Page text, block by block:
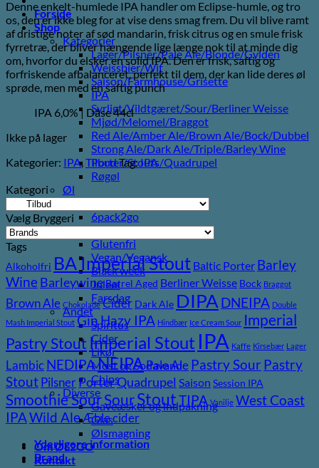
Forside
Shop
Kategorier
Lager/Pilsner/Pale Ale/Blonde/Gylden
Weissbier/Wit
Saison/Farmhouse/Grisette
IPA
Syrligt/Vildtgæret/Sour/Berliner Weisse
Mjød/Melomel/Braggot
Red Ale/Amber Ale/Brown Ale/Bock/Dubbel
Strong Ale/Dark Ale/Triple/Barley Wine
Porter/Stouts/Quadrupel
Røgøl
Øl
Tilbud
6pack2go
Alkoholfri
Glutenfri
Vegan/Vegansk
Black week
Juleøl
Farsdag
Andet
Spiritus
Cider
Likør
Most og Sodavand
Chips
Diverse
Gaveæsker og indpakning
Glas
Ølsmagning
Om ØL2GO
Kontakt
pris
var:
55,00 kr..
pris
er:
50,00 kr..
Denne enkelt-humlede IPA handler om Eclipse-humle, og tro
os, den er ikke bleg for at vise dens smag frem. Du vil blive ramt
af dristige noter af sød mandarin, frisk citrus og en smule frisk
fyrretræ, der bliver hængende lige længe nok til at minde dig
om, hvorfor du elsker en solid IPA. Den er frisk, saftig og
forfriskende afbalanceret, perfekt til dem, der kan lide deres øl
sprøde, men med en saftig punch
IPA 6,0% | Dåse 44cl
Ikke på lager
Kategorier: IPA,TilbudTag:IPA
Kategori
Vælg Bryggeri
Tags
Alkoholfri BA Imperial Stout Baltic Porter Barley
Wine BarleywineBarrel Aged Berliner Weisse Bock Braggot
Brown Ale Chokolade Cider Dark Ale DIPA DNEIPA Double
Mash Imperial Stout GinHazy IPA Hindbær Ice Cream Sour Imperial
Pastry Stout Imperial Stout IPA Kaffe Kirsebær Lager
LambicNEDIPANEIPAPale Ale Pastry Sour Pastry
StoutPilsnerPorterQuadrupel Saison Session IPA
Smoothie SourSourStoutTIPA Vanilje West Coast
IPAWild AleÆble cider
Yderligere information
Brand